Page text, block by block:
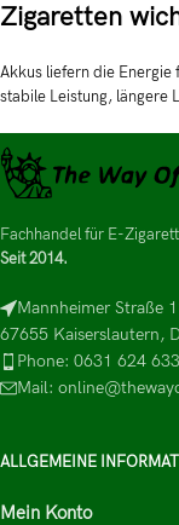
Zigaretten
Akkus liefern die Energie
stabile Leistung, längere
Fachhandel für E-
Seit 2014.
Mannheimer Straße
67655 Kaiserslautern,
Phone: 0631 624
Mail:
ALLGEMEINE
Mein Konto